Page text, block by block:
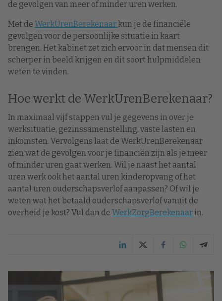
de gevolgen van meer of minder uren werken.
Met de WerkUrenBerekenaarkun je de financiële
gevolgen voor de persoonlijke situatie in kaart
brengen. Het kabinet zet zich ervoor in dat mensen dit
scherper in beeld krijgen en dit soort hulpmiddelen
weten te vinden.
Hoe werkt de WerkUrenBerekenaar?
In maximaal vijf stappen vul je gegevens in over je
werksituatie, gezinssamenstelling, vaste lasten en
inkomsten. Vervolgens laat de WerkUrenBerekenaar
zien wat de gevolgen voor je financiën zijn als je meer
of minder uren gaat werken. Wil je naast het aantal
uren werk ook het aantal uren kinderopvang of het
aantal uren ouderschapsverlof aanpassen? Of wil je
weten wat het betaald ouderschapsverlof vanuit de
overheid je kost? Vul dan de WerkZorgBerekenaar in.